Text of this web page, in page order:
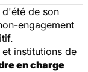
de son
engagement
institutions de
en charge